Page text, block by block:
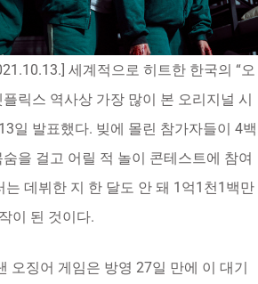
세계적으로 히트한 한국의 “오
릭스 역사상 가장 많이 본 오리지널 시
일 발표했다. 빚에 몰린 참가자들이 4백
을 걸고 어릴 적 놀이 콘테스트에 참여
는 데뷔한 지 한 달도 안 돼 1억1천1백만
이 된 것이다.
오징어 게임은 방영 27일 만에 이 대기